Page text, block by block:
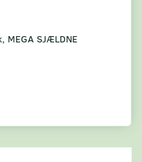
MEGA SJÆLDNE